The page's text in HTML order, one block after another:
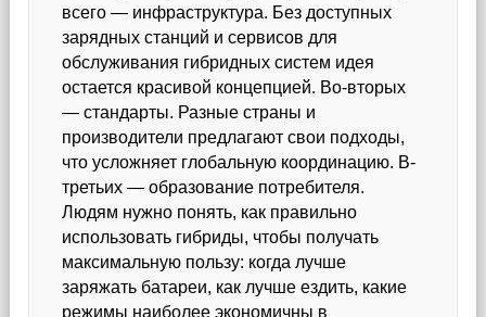
всего — инфраструктура. Без доступных
зарядных станций и сервисов для
обслуживания гибридных систем идея
остается красивой концепцией. Во-вторых
— стандарты. Разные страны и
производители предлагают свои подходы,
что усложняет глобальную координацию. В-
третьих — образование потребителя.
Людям нужно понять, как правильно
использовать гибриды, чтобы получать
максимальную пользу: когда лучше
заряжать батареи, как лучше ездить, какие
режимы наиболее экономичны в